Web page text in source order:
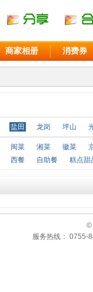
商家相册 消费券
盐田 龙岗 坪山
闽菜 湘菜 徽菜
西餐 自助餐 糕点甜
©
服务热线： 0755-